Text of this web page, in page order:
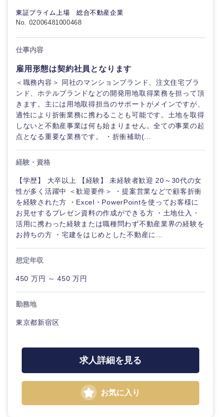
高知県
東証プライム上場 総合不動産企業
No. 02006481000468
仕事内容
雇用形態は契約社員となります
＜職務内容＞ 同社のマンションブランド、注文住宅ブラ
ンド、ホテルブランドなどの開発用地取得業務を担って頂
きます。主には用地取得担当のサポートがメインですが、
適性により折衝業務に携わることも可能です。土地を取得
しないと不動産事業は何も始まりません。全ての事業の起
点となる重要な業務です。 ・折衝補助(...
経験・資格
【学歴】 大卒以上 【経験】 未経験者歓迎 20～30代の女
性が多く活躍中 ＜歓迎要件＞ ・提案営業などで顧客折衝
を経験された方 ・Excel・PowerPointを使ってお客様に
お見せするプレゼン資料の作成ができる方 ・土地仕入・
活用に携わった経験または職種問わず不動産業界の経験を
お持ちの方 ・宅建をはじめとした不動産に...
想定年収
450 万円 ～ 450 万円
勤務地
東京都新宿区
求人詳細を見る
お気に入り